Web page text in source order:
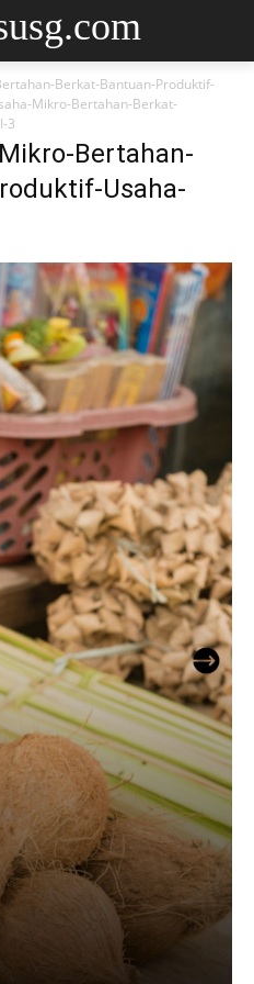
Berkat-Bantuan-Produktif-
Mikro-Bertahan-Berkat-
3
Bertahan-
Usaha-